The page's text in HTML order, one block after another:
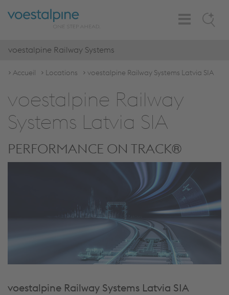
Search
Toggle
Navigation
voestalpine Railway Systems
Accueil Locations voestalpine Railway Systems Latvia SIA
voestalpine Railway
Systems Latvia SIA
PERFORMANCE ON TRACK®
voestalpine Railway Systems Latvia SIA